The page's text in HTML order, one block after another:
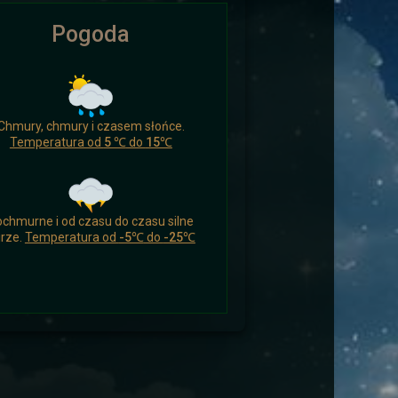
czasu nacieszyć się czymś
drogowcy zaskoczeni.
i wysłać ich aby wsparli
Pogoda
chmury i czasem słońce.
Temperatura od 5 ℃do 15℃
i od czasu do czasu silne
Temperatura od -5℃do -25℃